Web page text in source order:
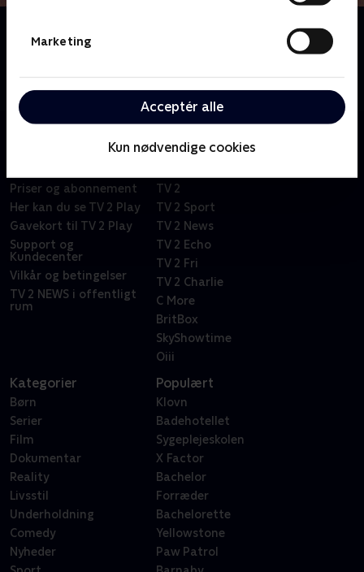
Marketing
Acceptér alle
Kun nødvendige cookies
Fransk børneserie om venskabet mellem en glad og
af deres mange forskelle er de bedste venner.
Priser og abonnement
Her kan du se TV 2 Play
Gavekort til TV 2 Play
Support og
Kundecenter
Vilkår og betingelser
TV 2 NEWS i offentligt
rum
TV 2
TV 2 Sport
TV 2 News
TV 2 Echo
TV 2 Fri
TV 2 Charlie
C More
BritBox
SkyShowtime
Oiii
Kategorier
Børn
Serier
Film
Dokumentar
Reality
Livsstil
Underholdning
Comedy
Nyheder
Populært
Klovn
Badehotellet
Sygeplejeskolen
X Factor
Bachelor
Forræder
Bachelorette
Yellowstone
Paw Patrol